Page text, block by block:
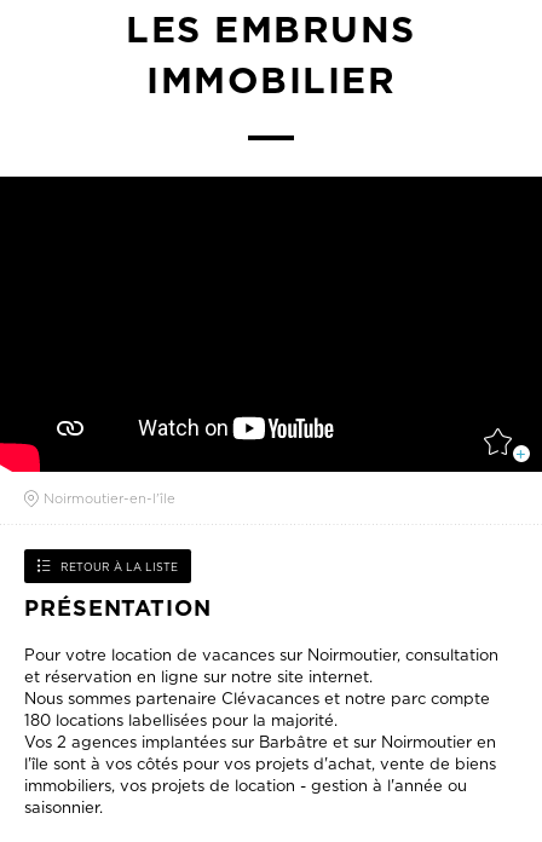
LES EMBRUNS
IMMOBILIER
Noirmoutier-en-l'île
RETOUR À LA LISTE
PRÉSENTATION
Pour votre location de vacances sur Noirmoutier, consultation
et réservation en ligne sur notre site internet.
Nous sommes partenaire Clévacances et notre parc compte
180 locations labellisées pour la majorité.
Vos 2 agences implantées sur Barbâtre et sur Noirmoutier en
l'île sont à vos côtés pour vos projets d'achat, vente de biens
immobiliers, vos projets de location - gestion à l'année ou
saisonnier.